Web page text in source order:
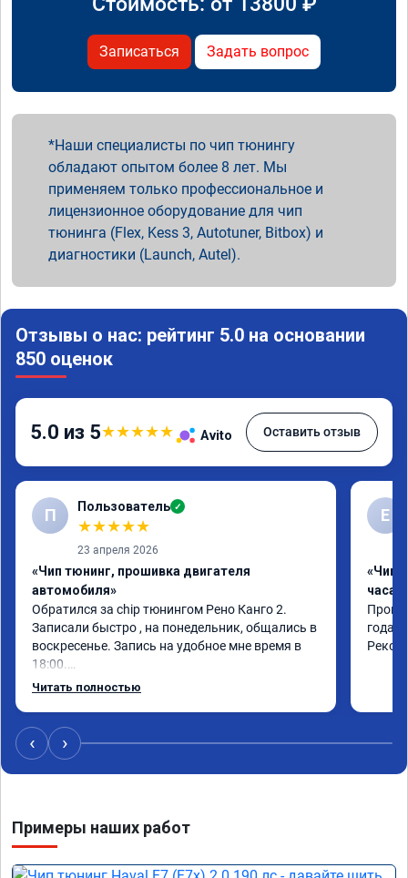
Записаться Задать вопрос
Наши специалисты по чип тюнингу
обладают опытом более 8 лет. Мы
применяем только профессиональное и
лицензионное оборудование для чип
тюнинга (Flex, Kess 3, Autotuner, Bitbox) и
диагностики (Launch, Autel).
Отзывы о нас: рейтинг 5.0 на основании
850 оценок
5.0 из 5★★★★★ Avito Оставить отзыв
П Пользователь ✓
★★★★★
23 апреля 2026
«Чип тюнинг, прошивка двигателя
автомобиля»
Обратился за chip тюнингом Рено Канго 2.
Записали быстро , на понедельник, общались в
воскресенье. Запись на удобное мне время в
18:00.
Работу выполнили за 30 минут, качественно,
Читать полностью
Е
«Чип
часа»
года.
‹ ›
Примеры наших работ